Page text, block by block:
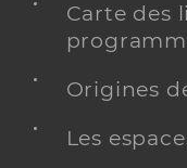
Carte des
Origines
Les